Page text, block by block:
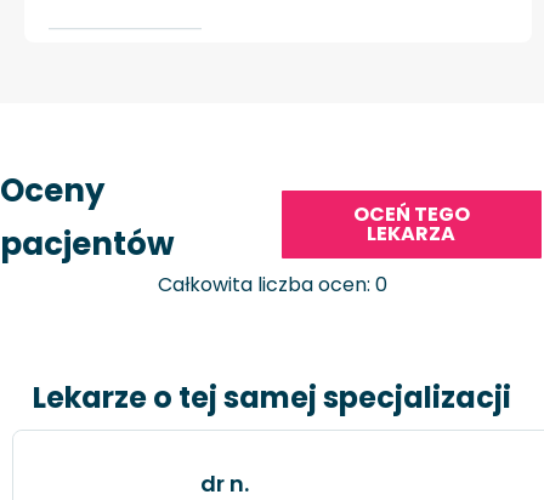
Oceny
pacjentów
OCEŃ TEGO
LEKARZA
Całkowita liczba ocen: 0
Lekarze o tej samej specjalizacji
dr n.